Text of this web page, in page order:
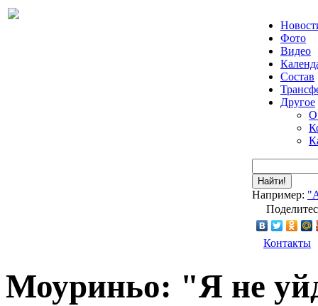
Фото
Видео
Состав
Другое
О
Найти!
Например:
Контакты
Моуриньо: "Я не